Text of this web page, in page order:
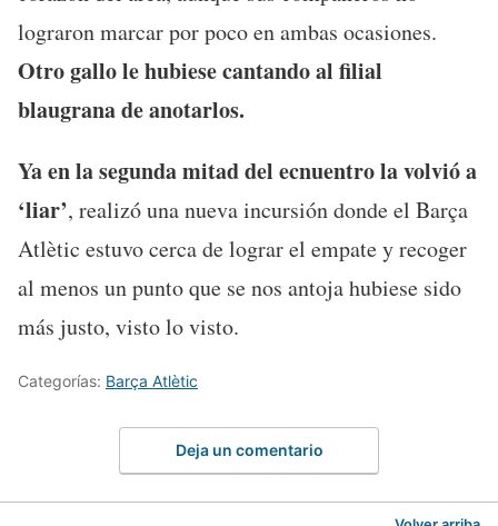
lograron marcar por poco en ambas ocasiones.
Otro gallo le hubiese cantando al filial
blaugrana de anotarlos.
Ya en la segunda mitad del ecnuentro la volvió a
‘liar’, realizó una nueva incursión donde el Barça
Atlètic estuvo cerca de lograr el empate y recoger
al menos un punto que se nos antoja hubiese sido
más justo, visto lo visto.
Categorías: Barça Atlètic
Deja un comentario